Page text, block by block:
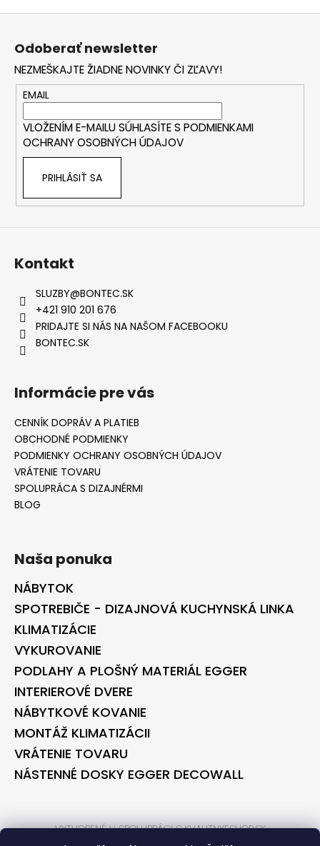
Z
Odoberať newsletter
NEZMEŠKAJTE ŽIADNE NOVINKY ČI ZĽAVY!
EMAIL
VLOŽENÍM E-MAILU SÚHLASÍTE S PODMIENKAMI
OCHRANY OSOBNÝCH ÚDAJOV
PRIHLÁSIŤ SA
Kontakt
SLUZBY@BONTEC.SK
+421 910 201 676
PRIDAJTE SI NÁS NA NAŠOM FACEBOOKU
BONTEC.SK
Informácie pre vás
CENNÍK DOPRÁV A PLATIEB
OBCHODNÉ PODMIENKY
PODMIENKY OCHRANY OSOBNÝCH ÚDAJOV
VRÁTENIE TOVARU
SPOLUPRÁCA S DIZAJNÉRMI
BLOG
Naša ponuka
NÁBYTOK
SPOTREBIČE - DIZAJNOVÁ KUCHYNSKÁ LINKA
KLIMATIZÁCIE
VYKUROVANIE
PODLAHY A PLOŠNÝ MATERIÁL EGGER
INTERIEROVÉ DVERE
NÁBYTKOVÉ KOVANIE
MONTÁŽ KLIMATIZÁCII
VRÁTENIE TOVARU
NÁSTENNÉ DOSKY EGGER DECOWALL
VYTVORENÉ V SPOLUPRÁCI S KVALITNYESHOP.SK
VYTVORENÉ V SPOLUPRÁCI S BONTEC.SK